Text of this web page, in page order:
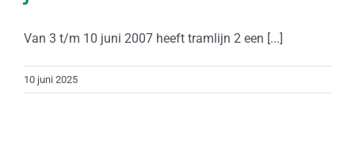
Van 3 t/m 10 juni 2007 heeft tramlijn 2 een [...]
10 juni 2025